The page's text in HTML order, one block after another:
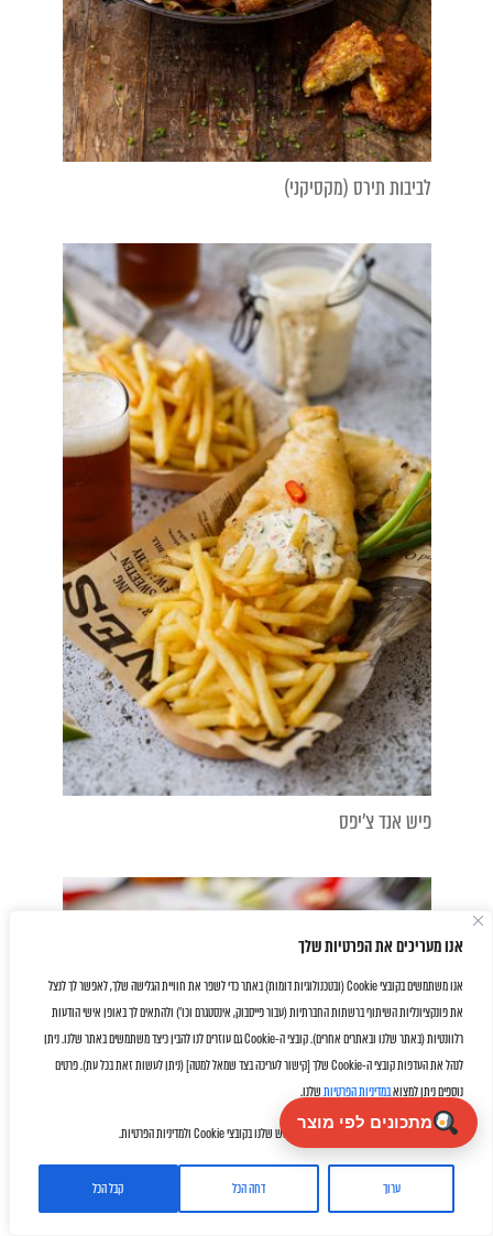
אנו מעריכים את הפרטיות שלך
אנו משתמשים בקובצי Cookie (ובטכנולוגיות דומות) באתר כדי לשפר את חוויית הגלישה שלך, לאפשר לך לנצל
את פונקציונליות השיתוף ברשתות החברתיות (עבור פייסבוק, אינסטגרם וכו') ולהתאים לך באופן אישי הודעות
רלוונטיות (באתר שלנו ובאתרים אחרים). קובצי ה-Cookie גם עוזרים לנו להבין כיצד משתמשים באתר שלנו. ניתן
לנהל את העדפות קובצי ה-Cookie שלך [קישור לעריכה בצד שמאל למטה] (ניתן לעשות זאת בכל עת). פרטים
נוספים ניתן למצואבמדיניות הפרטיותשלנו.
על ידי לחיצה על "אישור" את/ה מסכימ/ה לשימוש שלנו בקובצי Cookie ולמדיניות הפרטיות.
ערוך דחה הכל קבל הכל
לביבות תירס (מקסיקני)
פיש אנד צ'יפס
Email
מתכונים לפי מוצר